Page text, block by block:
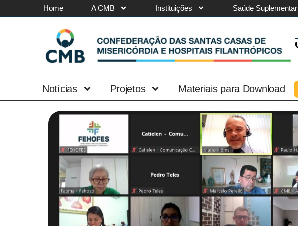
Home A CMB Instituições Saúde Suplementar
Notícias Projetos Materiais para Download